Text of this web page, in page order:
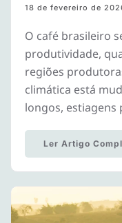
18 de fevereiro de
O café brasileiro
produtividade,
regiões
climática está
longos,
Ler Artigo